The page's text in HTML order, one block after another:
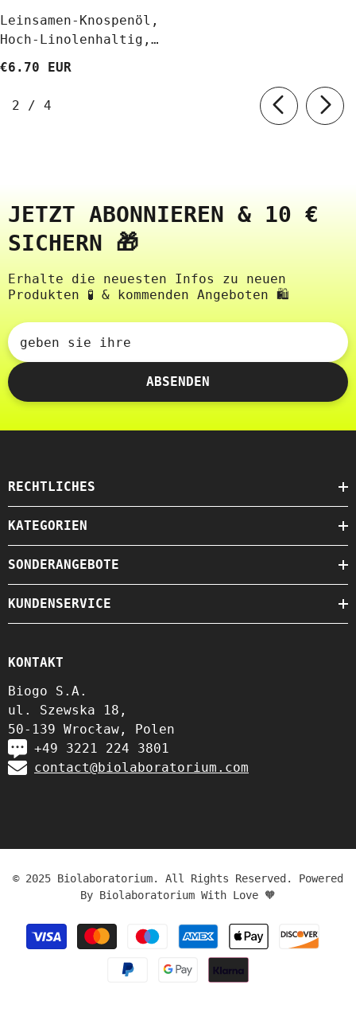
Leinsamen-Knospenöl,
Hoch-Linolenhaltig,
€6.70 EUR
2 / von
4
JETZT ABONNIEREN & 10 €
SICHERN 🎁
Erhalte die neuesten Infos zu neuen
Produkten 🧪 & kommenden Angeboten 🛍️
geben sie ihre
ABSENDEN
RECHTLICHES
KATEGORIEN
SONDERANGEBOTE
KUNDENSERVICE
KONTAKT
Biogo S.A.
ul. Szewska 18,
50-139 Wrocław, Polen
+49 3221 224 3801
contact@biolaboratorium.com
© 2025 Biolaboratorium. All Rights Reserved. Powered
By Biolaboratorium With Love 🧡
Zahlungsmethoden